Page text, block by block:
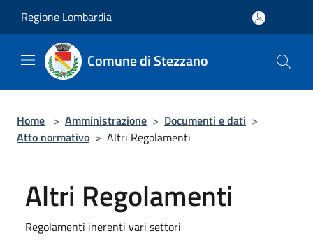
Regione Lombardia
Comune di Stezzano
Home > Amministrazione > Documenti e dati >
Atto normativo > Altri Regolamenti
Altri Regolamenti
Regolamenti inerenti vari settori